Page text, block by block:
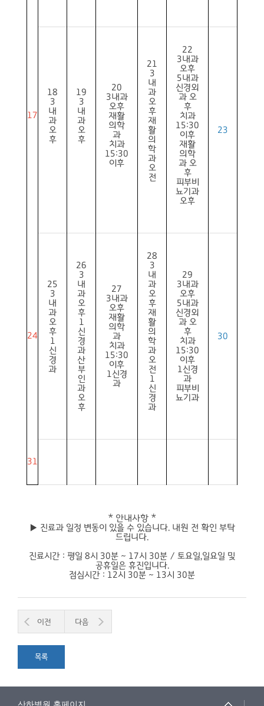
17
18
3
내
과
오
후
19
3
내
과
오
후
20
3내과
오후
재활
의학
과
치과
15:30
이후
21
3
내
과
오
후
재
활
의
학
과
오
전
22
3내과
오후
5내과
신경외
과 오
후
치과
15:30
이후
재활
의학
과 오
후
피부비
뇨기과
오후
23
24
25
3
내
과
오
후
1
신
경
과
26
3
내
과
오
후
1
신
경
과
산
부
인
과
오
후
27
3내과
오후
재활
의학
과
치과
15:30
이후
1신경
과
28
3
내
과
오
후
재
활
의
학
과
오
전
1
신
경
과
29
3내과
오후
5내과
신경외
과 오
후
치과
15:30
이후
1신경
과
피부비
뇨기과
30
31
* 안내사항 *
▶ 진료과 일정 변동이 있을 수 있습니다. 내원 전 확인 부탁
드립니다.
진료시간 : 평일 8시 30분 ~ 17시 30분 / 토요일,일요일 및
공휴일은 휴진입니다.
점심시간 : 12시 30분 ~ 13시 30분
이전 다음
목록